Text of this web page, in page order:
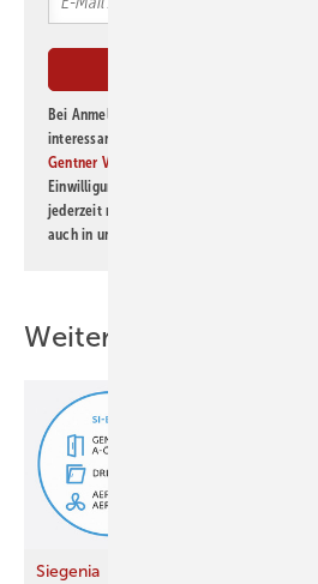
Bei Anmeldung zu diesem Newsletter bin
interessante Verlags- und Online-Angebote
Gentner Verlag GmbH & Co. KG
Einwilligung kann ich jederzeit widerrufen
jederzeit möglich. Informationen zum
auch in unserer
Weitere Inhalte
Siegenia